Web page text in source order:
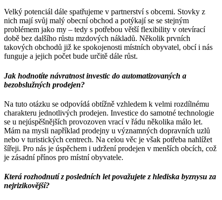
Velký potenciál dále spatřujeme v partnerství s obcemi. Stovky z
nich mají svůj malý obecní obchod a potýkají se se stejným
problémem jako my – tedy s potřebou větší flexibility v otevírací
době bez dalšího růstu mzdových nákladů. Několik prvních
takových obchodů již ke spokojenosti místních obyvatel, obcí i nás
funguje a jejich počet bude určitě dále růst.
Jak hodnotíte návratnost investic do automatizovaných a
bezobslužných prodejen?
Na tuto otázku se odpovídá obtížně vzhledem k velmi rozdílnému
charakteru jednotlivých prodejen. Investice do samotné technologie
se u nejúspěšnějších provozoven vrací v řádu několika málo let.
Mám na mysli například prodejny u významných dopravních uzlů
nebo v turistických centrech. Na celou věc je však potřeba nahlížet
šířeji. Pro nás je úspěchem i udržení prodejen v menších obcích, což
je zásadní přínos pro místní obyvatele.
Která rozhodnutí z posledních let považujete z hlediska byznysu za
nejrizikovější?